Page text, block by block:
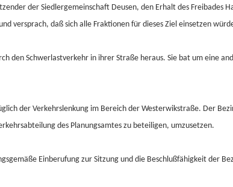
der Siedlergemeinschaft Deusen, den Erhalt des Freibades
versprach, daß sich alle Fraktionen für dieses Ziel einsetzen
den Schwerlastverkehr in ihrer Straße heraus. Sie bat um eine
der Verkehrslenkung im Bereich der Westerwikstraße. Der
des Planungsamtes zu beteiligen, umzusetzen.
Einberufung zur Sitzung und die Beschlußfähigkeit der